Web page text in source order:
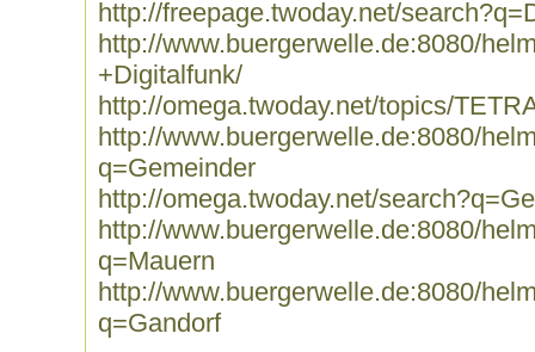
http://freepage.twoday.net/
http://www.buergerwelle.de:8080/
+Digitalfunk/
http://omega.twoday.net/topics/
http://www.buergerwelle.de:8080/
q=Gemeinder
http://omega.twoday.net/
http://www.buergerwelle.de:8080/
q=Mauern
http://www.buergerwelle.de:8080/
q=Gandorf